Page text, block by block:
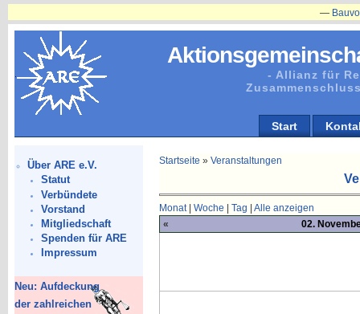
- Allianz für
Start
Über ARE e.V.
Statut
Verbündete
Vorstand
Mitgliedschaft
Spenden für ARE
Impressum
Neu: Aufdeckung
der zahlreichen
Startseite » Veranstaltungen
Monat| Woche Tag
Alle anzeigen
«
02.